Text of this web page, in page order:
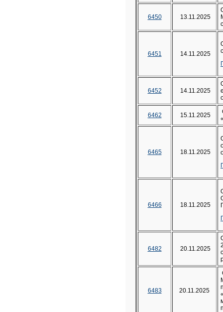
6450 13.11.2025
6451 14.11.2025
6452 14.11.2025
6462 15.11.2025
6465 18.11.2025
6466 18.11.2025
6482 20.11.2025
6483 20.11.2025